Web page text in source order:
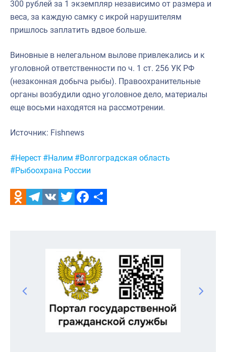
300 рублей за 1 экземпляр независимо от размера и
веса, за каждую самку с икрой нарушителям
пришлось заплатить вдвое больше.
Виновные в нелегальном вылове привлекались и к
уголовной ответственности по ч. 1 ст. 256 УК РФ
(незаконная добыча рыбы). Правоохранительные
органы возбудили одно уголовное дело, материалы
еще восьми находятся на рассмотрении.
Источник: Fishnews
Метки:
#Нерест #Налим #Волгоградская область
#Рыбоохрана России